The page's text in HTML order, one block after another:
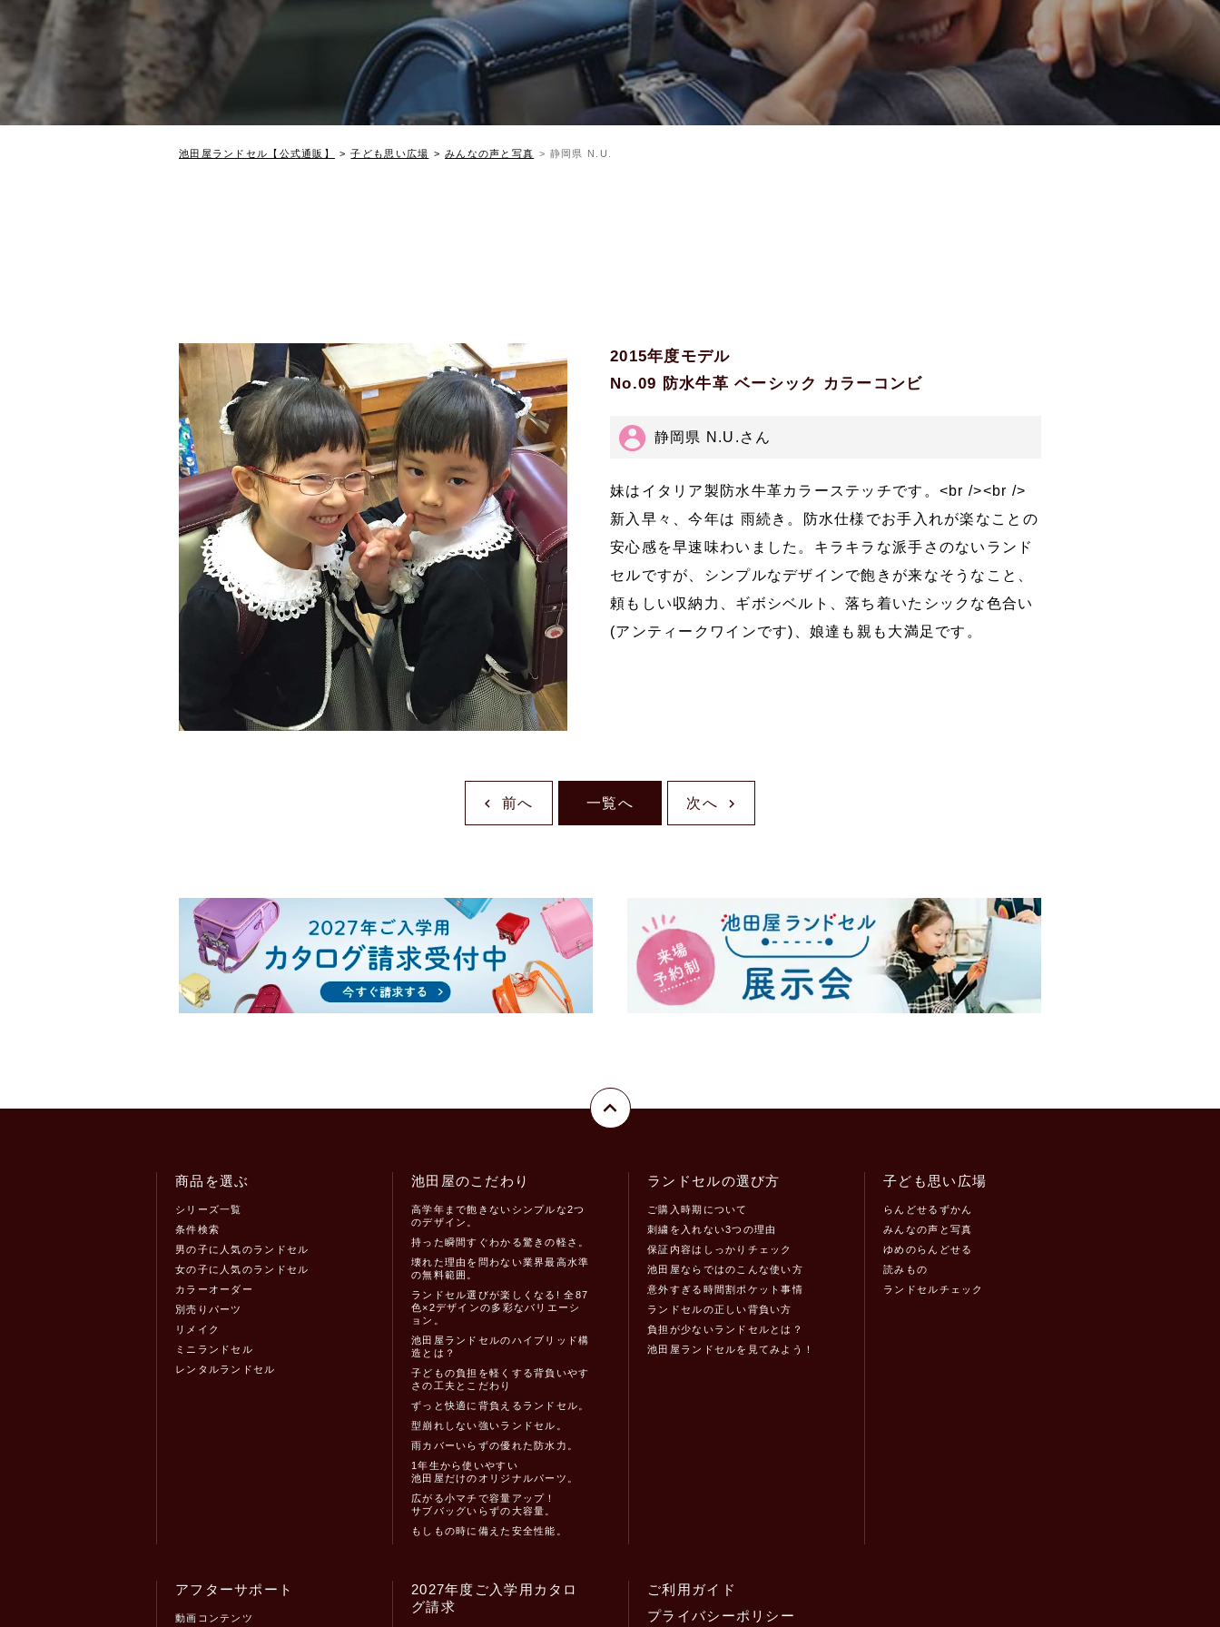
池田屋ランドセル【公式通販】 子ども思い広場 みんなの声と写真 静岡県 N.U.
2015年度モデル
No.09 防水牛革 ベーシック カラーコンビ
静岡県 N.U.さん
妹はイタリア製防水牛革カラーステッチです。<br /><br />
新入早々、今年は 雨続き。防水仕様でお手入れが楽なことの
安心感を早速味わいました。キラキラな派手さのないランド
セルですが、シンプルなデザインで飽きが来なそうなこと、
頼もしい収納力、ギボシベルト、落ち着いたシックな色合い
(アンティークワインです)、娘達も親も大満足です。
前へ 次へ
一覧へ
商品を選ぶ
シリーズ一覧
条件検索
男の子に人気のランドセル
女の子に人気のランドセル
カラーオーダー
別売りパーツ
リメイク
ミニランドセル
レンタルランドセル
池田屋のこだわり
高学年まで飽きないシンプルな2つ
のデザイン。
持った瞬間すぐわかる驚きの軽さ。
壊れた理由を問わない業界最高水準
の無料範囲。
ランドセル選びが楽しくなる! 全87
色×2デザインの多彩なバリエーシ
ョン。
池田屋ランドセルのハイブリッド構
造とは？
子どもの負担を軽くする背負いやす
さの工夫とこだわり
ずっと快適に背負えるランドセル。
型崩れしない強いランドセル。
雨カバーいらずの優れた防水力。
1年生から使いやすい
池田屋だけのオリジナルパーツ。
広がる小マチで容量アップ！
サブバッグいらずの大容量。
もしもの時に備えた安全性能。
ランドセルの選び方
ご購入時期について
刺繍を入れない3つの理由
保証内容はしっかりチェック
池田屋ならではのこんな使い方
意外すぎる時間割ポケット事情
ランドセルの正しい背負い方
負担が少ないランドセルとは？
池田屋ランドセルを見てみよう！
子ども思い広場
らんどせるずかん
みんなの声と写真
ゆめのらんどせる
読みもの
ランドセルチェック
アフターサポート
動画コンテンツ
2027年度ご入学用カタロ
グ請求
ご利用ガイド
プライバシーポリシー